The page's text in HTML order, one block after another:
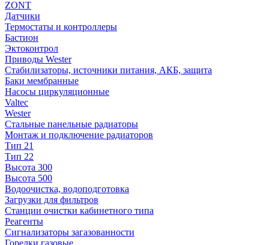
ZONT
Датчики
Термостаты и контроллеры
Бастион
Эктоконтрол
Приводы Wester
Стабилизаторы, источники питания, АКБ, защита
Баки мембранные
Насосы циркуляционные
Valtec
Wester
Стальные панельные радиаторы
Монтаж и подключение радиаторов
Тип 21
Тип 22
Высота 300
Высота 500
Водоочистка, водоподготовка
Загрузки для фильтров
Станции очистки кабинетного типа
Реагенты
Сигнализаторы загазованности
Горелки газовые